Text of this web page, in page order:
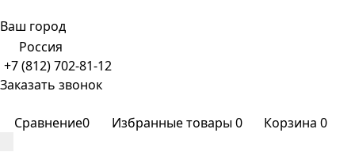
Ваш город
Россия
+7 (812) 702-81-12
Заказать звонок
Сравнение0 Избранные товары0 Корзина 0